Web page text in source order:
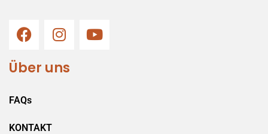
Über uns
FAQs
KONTAKT